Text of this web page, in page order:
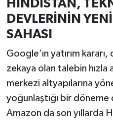
HİNDİSTAN,
DEVLERİNİN
SAHASI
Google’ın yatırım
zekaya olan talebin hızla
merkezi altyapılarına
yoğunlaştığı bir
Amazon da son yıllarda
Video Galeri
Yaşam
Yemek Tarifleri